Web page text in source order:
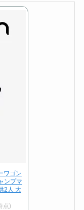
ワゴン
ンプマ
2人 大
点)